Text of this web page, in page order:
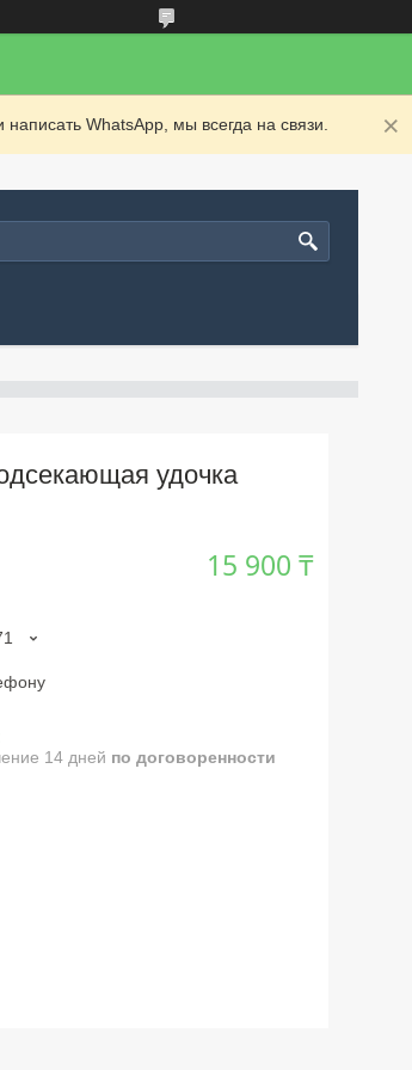
WhatsApp, мы всегда на связи.
удочка
15 900 ₸
14 дней по договоренности